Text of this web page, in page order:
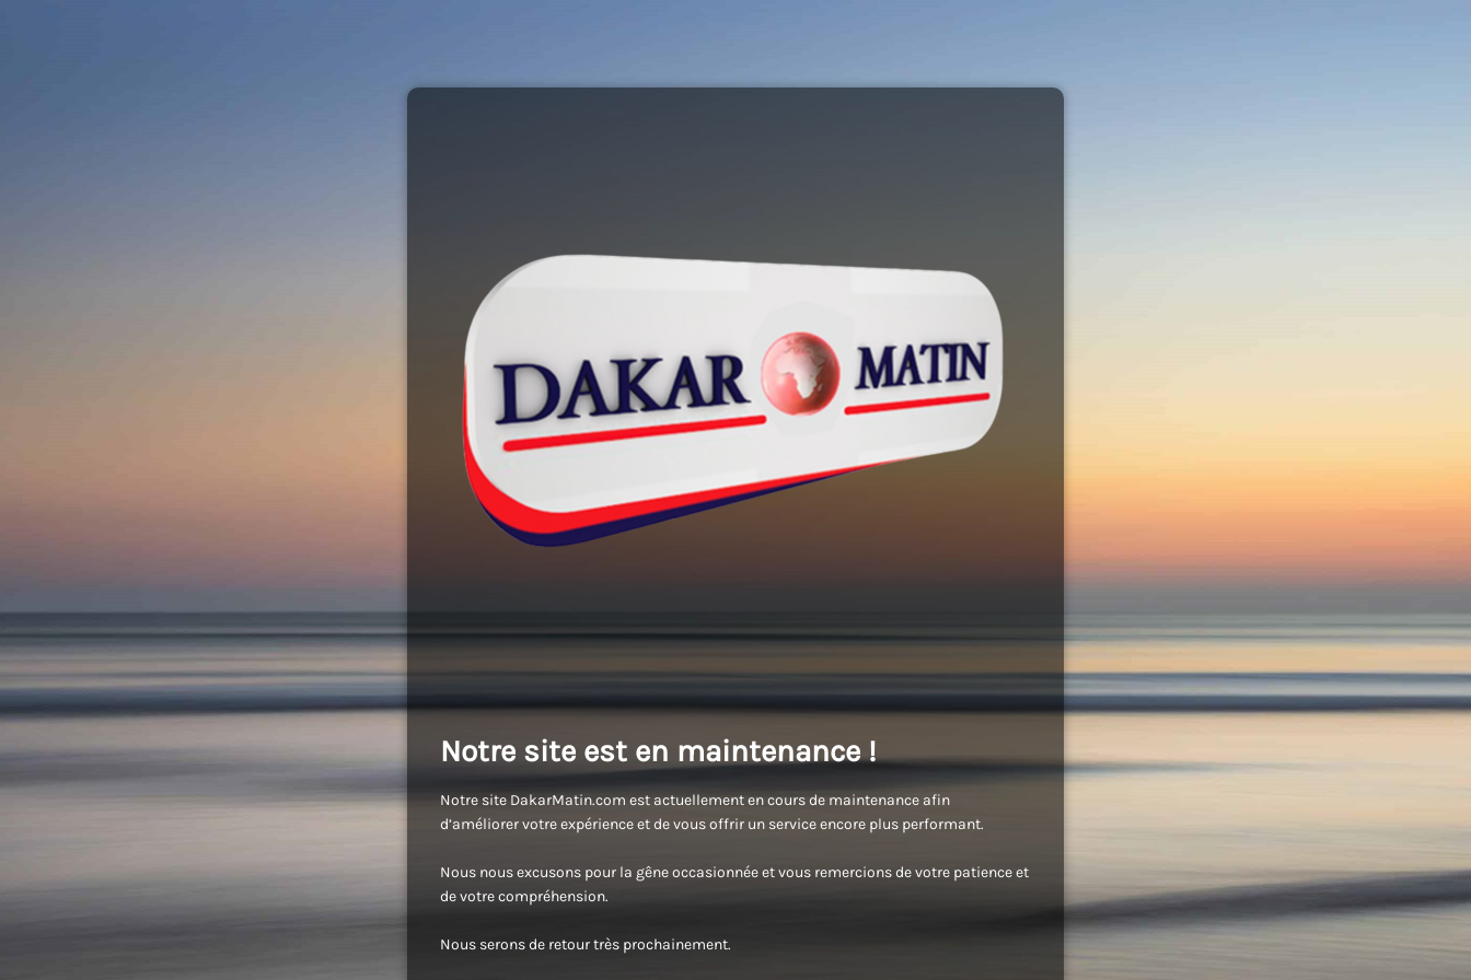
Notre site est en maintenance !
Notre site DakarMatin.com est actuellement en cours de maintenance afin
d’améliorer votre expérience et de vous offrir un service encore plus performant.
Nous nous excusons pour la gêne occasionnée et vous remercions de votre patience et
de votre compréhension.
Nous serons de retour très prochainement.